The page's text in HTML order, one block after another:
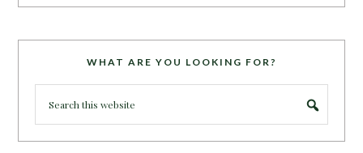
WHAT ARE YOU LOOKING FOR?